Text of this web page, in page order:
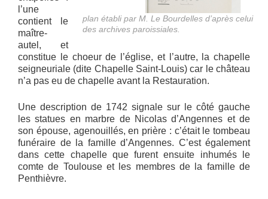
plan établi par M. Le Bourdelles d’après celui
des archives paroissiales.
l’une
contient le
maître-
autel, et
constitue le choeur de l’église, et l’autre, la chapelle
seigneuriale (dite Chapelle Saint-Louis) car le château
n’a pas eu de chapelle avant la Restauration.
Une description de 1742 signale sur le côté gauche
les statues en marbre de Nicolas d’Angennes et de
son épouse, agenouillés, en prière : c’était le tombeau
funéraire de la famille d’Angennes. C’est également
dans cette chapelle que furent ensuite inhumés le
comte de Toulouse et les membres de la famille de
Penthièvre.